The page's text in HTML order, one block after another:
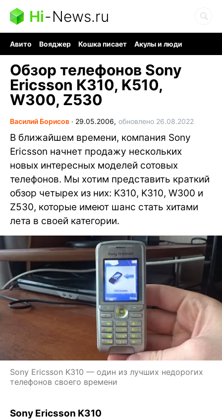
Hi-News.ru
Авито Вояджер Кошка писает
Акулы и люди
Обзор телефонов Sony
Ericsson К310, K510,
W300, Z530
Василий Борисов ∙ 29.05.2006, обновлено 26.08.2022
В ближайшем времени, компания Sony
Ericsson начнет продажу нескольких
новых интересных моделей сотовых
телефонов. Мы хотим представить краткий
обзор четырех из них: K310, K310, W300 и
Z530, которые имеют шанс стать хитами
лета в своей категории.
Sony Ericsson K310 — один из лучших недорогих
телефонов своего времени
Sony Ericsson K310